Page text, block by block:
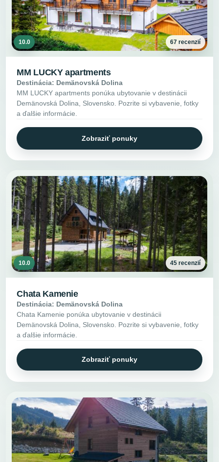
10.0 67 recenzií
MM LUCKY apartments
Destinácia: Demänovská Dolina
MM LUCKY apartments ponúka ubytovanie v destinácii
Demänovská Dolina, Slovensko. Pozrite si vybavenie, fotky
a ďalšie informácie.
Zobraziť ponuky
10.0 45 recenzií
Chata Kamenie
Destinácia: Demänovská Dolina
Chata Kamenie ponúka ubytovanie v destinácii
Demänovská Dolina, Slovensko. Pozrite si vybavenie, fotky
a ďalšie informácie.
Zobraziť ponuky